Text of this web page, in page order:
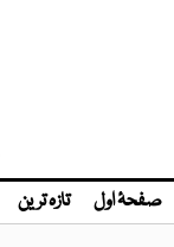
صفحۂ اول تازہ ترین